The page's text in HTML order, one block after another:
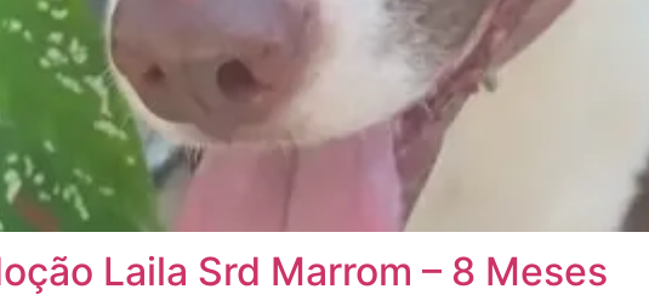
Laila Srd Marrom – 8 Meses